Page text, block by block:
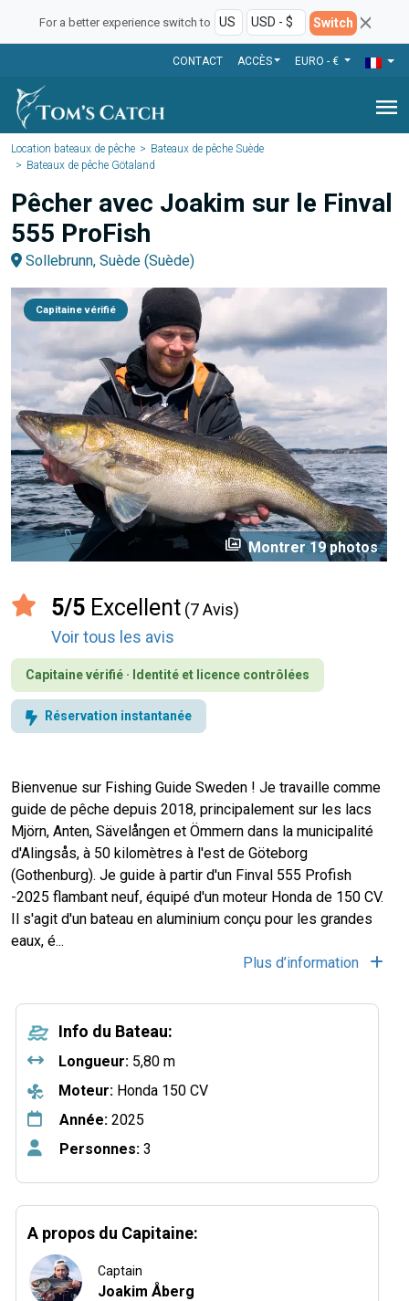
For a better experience switch to Switch
CONTACT ACCÈS EURO - €
menu
Location bateaux de pêche
Bateaux de pêche Suède
Bateaux de pêche Götaland
Pêcher avec Joakim sur le Finval
555 ProFish
Sollebrunn, Suède (Suède)
Capitaine vérifié
perm_media Montrer 19 photos
5/5 Excellent (7 Avis)
Voir tous les avis
Capitaine vérifié · Identité et licence contrôlées
Réservation instantanée
Bienvenue sur Fishing Guide Sweden ! Je travaille comme
guide de pêche depuis 2018, principalement sur les lacs
Mjörn, Anten, Sävelången et Ömmern dans la municipalité
d'Alingsås, à 50 kilomètres à l'est de Göteborg
(Gothenburg). Je guide à partir d'un Finval 555 Profish
-2025 flambant neuf, équipé d'un moteur Honda de 150 CV.
Il s'agit d'un bateau en aluminium conçu pour les grandes
eaux, é...
Plus d’information
Info du Bateau:
Longueur: 5,80 m
Moteur: Honda 150 CV
Année: 2025
Personnes: 3
A propos du Capitaine:
Captain
Joakim Åberg